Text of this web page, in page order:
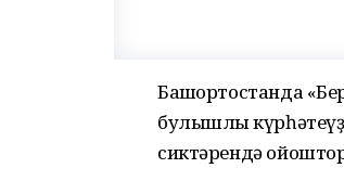
Башҡортостанда
булышлыҡ
сиктәрендә